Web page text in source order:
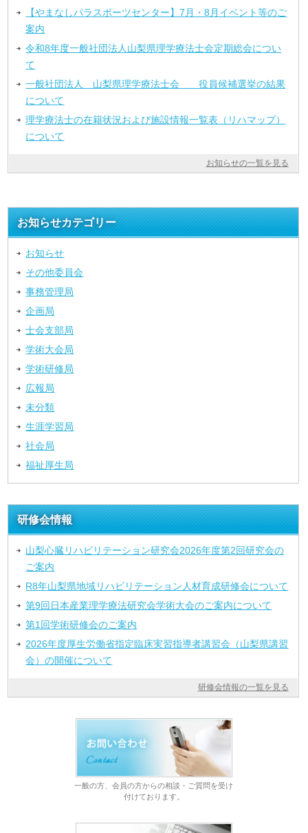
【やまなしパラスポーツセンター】7月・8月イベント等のご
案内
令和8年度一般社団法人山梨県理学療法士会定期総会につい
て
一般社団法人 山梨県理学療法士会 役員候補選挙の結果
について
理学療法士の在籍状況および施設情報一覧表（リハマップ）
について
お知らせの一覧を見る
お知らせカテゴリー
お知らせ
その他委員会
事務管理局
企画局
士会支部局
学術大会局
学術研修局
広報局
未分類
生涯学習局
社会局
福祉厚生局
研修会情報
山梨心臓リハビリテーション研究会2026年度第2回研究会の
ご案内
R8年山梨県地域リハビリテーション人材育成研修会について
第9回日本産業理学療法研究会学術大会のご案内について
第1回学術研修会のご案内
2026年度厚生労働省指定臨床実習指導者講習会（山梨県講習
会）の開催について
研修会情報の一覧を見る
一般の方、会員の方からの相談・ご質問を受け
付けております。